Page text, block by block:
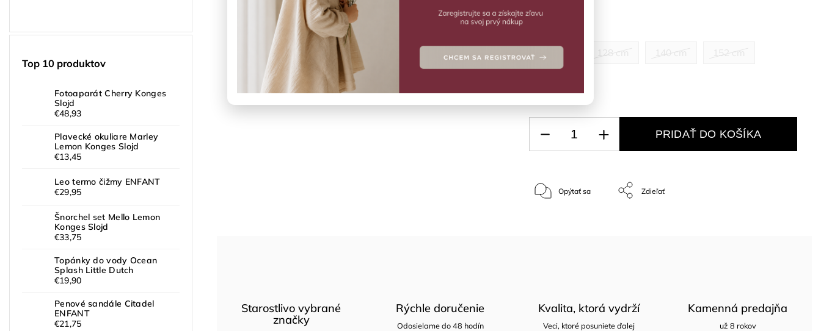
Top 10 produktov
Fotoaparát Cherry Konges
Slojd
€48,93
Plavecké okuliare Marley
Lemon Konges Slojd
€13,45
Leo termo čižmy ENFANT
€29,95
Šnorchel set Mello Lemon
Konges Slojd
€33,75
Topánky do vody Ocean
Splash Little Dutch
€19,90
Penové sandále Citadel
ENFANT
€21,75
122 cm
PRIDAŤ DO KOŠÍKA
Opýtať sa Zdieľať
Starostlivo vybrané
značky
Rýchle doručenie
Odosielame do 48 hodín
Kvalita, ktorá vydrží
Veci, ktoré posuniete ďalej
Kamenná predajňa
už 8 rokov